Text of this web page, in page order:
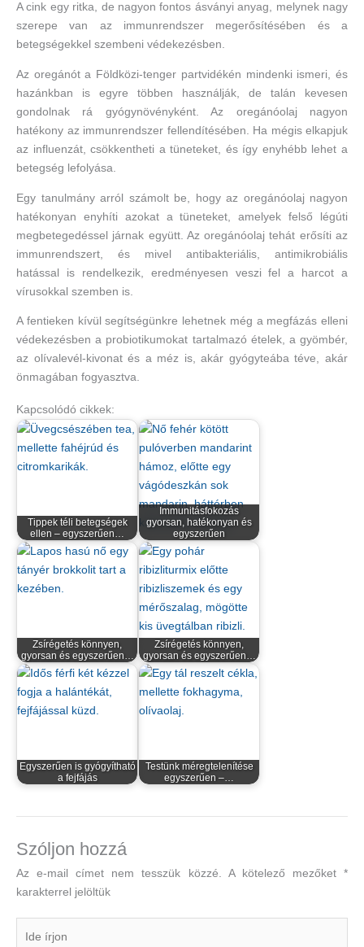
A cink egy ritka, de nagyon fontos ásványi anyag, melynek nagy
szerepe van az immunrendszer megerősítésében és a
betegségekkel szembeni védekezésben.
Az oregánót a Földközi-tenger partvidékén mindenki ismeri, és
hazánkban is egyre többen használják, de talán kevesen
gondolnak rá gyógynövényként. Az oregánóolaj nagyon
hatékony az immunrendszer fellendítésében. Ha mégis elkapjuk
az influenzát, csökkentheti a tüneteket, és így enyhébb lehet a
betegség lefolyása.
Egy tanulmány arról számolt be, hogy az oregánóolaj nagyon
hatékonyan enyhíti azokat a tüneteket, amelyek felső légúti
megbetegedéssel járnak együtt. Az oregánóolaj tehát erősíti az
immunrendszert, és mivel antibakteriális, antimikrobiális
hatással is rendelkezik, eredményesen veszi fel a harcot a
vírusokkal szemben is.
A fentieken kívül segítségünkre lehetnek még a megfázás elleni
védekezésben a probiotikumokat tartalmazó ételek, a gyömbér,
az olívalevél-kivonat és a méz is, akár gyógyteába téve, akár
önmagában fogyasztva.
Kapcsolódó cikkek:
Tippek téli betegségek
ellen – egyszerűen…
Immunitásfokozás
gyorsan, hatékonyan és
egyszerűen
Zsírégetés könnyen,
gyorsan és egyszerűen…
Zsírégetés könnyen,
gyorsan és egyszerűen…
Egyszerűen is gyógyítható
a fejfájás
Testünk méregtelenítése
egyszerűen –…
Szóljon hozzá
Az e-mail címet nem tesszük közzé. A kötelező mezőket*
karakterrel jelöltük